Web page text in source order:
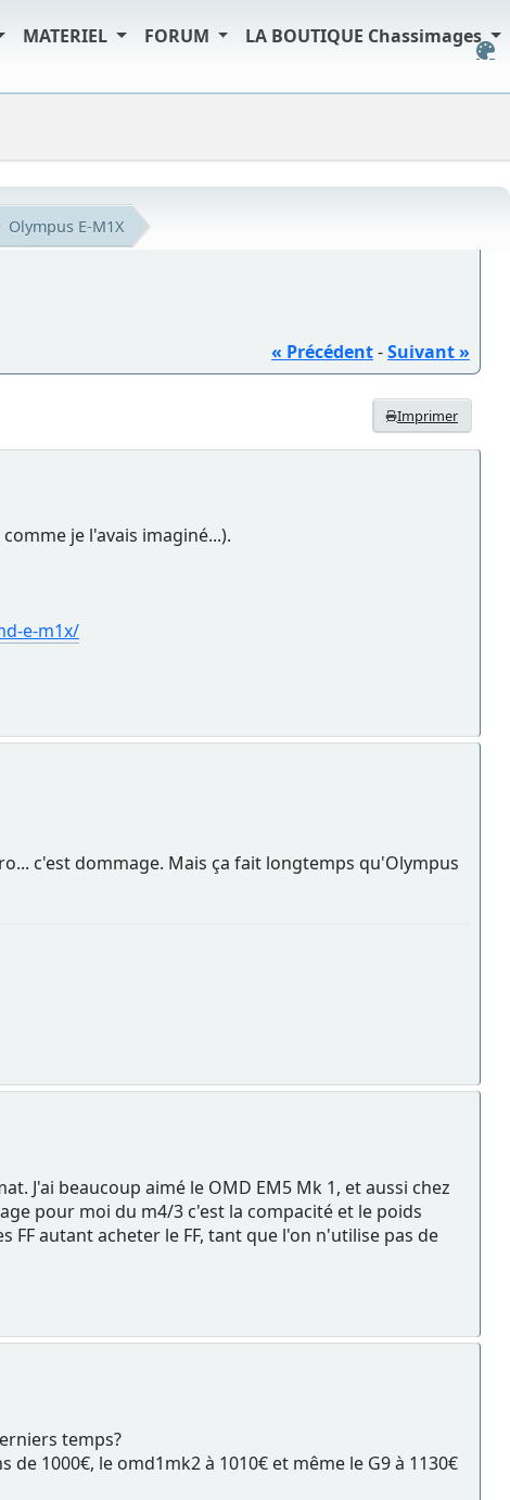
MATERIEL FORUM LA BOUTIQUE Chassimages
Olympus E-M1X
« Précédent-Suivant »
Imprimer
je l'avais imaginé...).
e-m1x/
c'est dommage. Mais ça fait longtemps qu'Olympus
J'ai beaucoup aimé le OMD EM5 Mk 1, et aussi chez
pour moi du m4/3 c'est la compacité et le poids
autant acheter le FF, tant que l'on n'utilise pas de
temps?
1000€, le omd1mk2 à 1010€ et même le G9 à 1130€